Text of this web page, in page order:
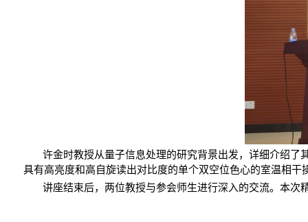
许金时教授从量子信息处理的研究背景出发，详细介绍
具有高亮度和高自旋读出对比度的单个双空位色心的室温相
讲座结束后，两位教授与参会师生进行深入的交流。本次